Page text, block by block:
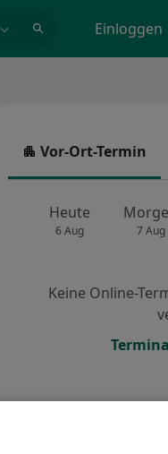
Einloggen
Vor-Ort-Termin
Vor-Ort-Termin
Heute
6 Aug 7 Aug
Keine Online-